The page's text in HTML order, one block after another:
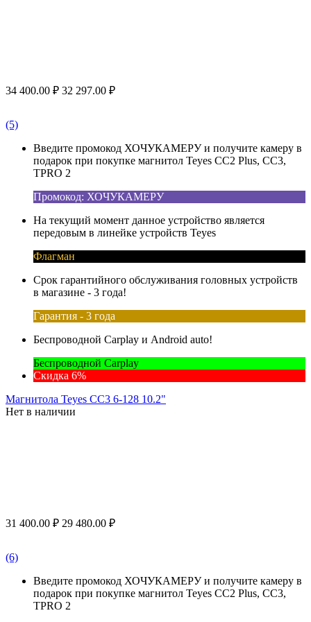
34 400.00 ₽ 32 297.00 ₽
(5)
Введите промокод ХОЧУКАМЕРУ и получите камеру в
подарок при покупке магнитол Teyes CC2 Plus, CC3,
TPRO 2
Промокод: ХОЧУКАМЕРУ
На текущий момент данное устройство является
передовым в линейке устройств Teyes
Флагман
Срок гарантийного обслуживания головных устройств
в магазине - 3 года!
Гарантия - 3 года
Беспроводной Carplay и Android auto!
Беспроводной Carplay
Скидка 6%
Магнитола Teyes CC3 6-128 10.2"
Нет в наличии
31 400.00 ₽ 29 480.00 ₽
(6)
Введите промокод ХОЧУКАМЕРУ и получите камеру в
подарок при покупке магнитол Teyes CC2 Plus, CC3,
TPRO 2